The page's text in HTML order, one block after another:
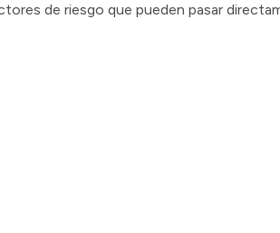
de riesgo que pueden pasar